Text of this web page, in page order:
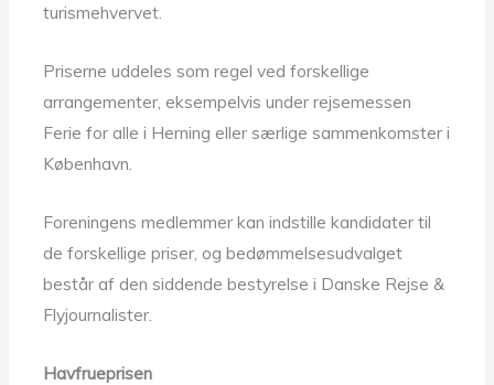
turismehvervet.
Priserne uddeles som regel ved forskellige
arrangementer, eksempelvis under rejsemessen
Ferie for alle i Herning eller særlige sammenkomster i
København.
Foreningens medlemmer kan indstille kandidater til
de forskellige priser, og bedømmelsesudvalget
består af den siddende bestyrelse i Danske Rejse &
Flyjournalister.
Havfrueprisen